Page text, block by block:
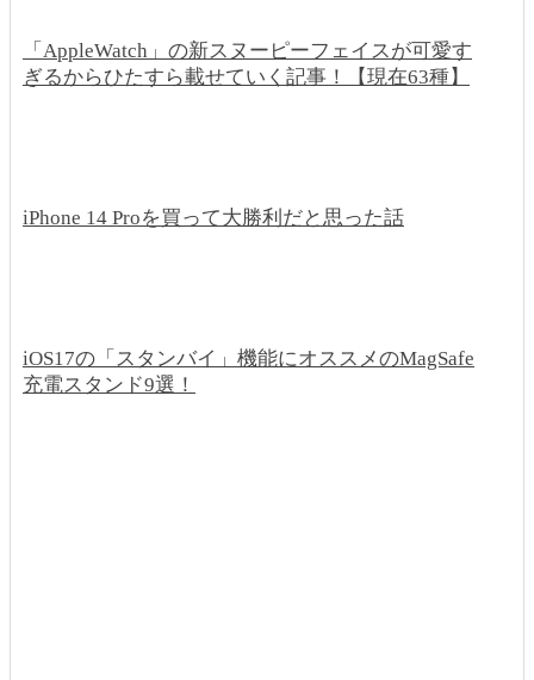
「AppleWatch」の新スヌーピーフェイスが可愛す
ぎるからひたすら載せていく記事！【現在63種】
iPhone 14 Proを買って大勝利だと思った話
iOS17の「スタンバイ」機能にオススメのMagSafe
充電スタンド9選！